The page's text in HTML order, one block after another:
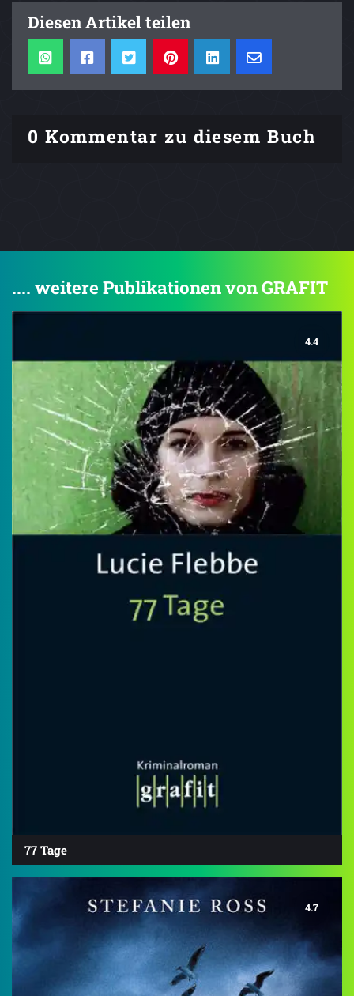
Diesen Artikel teilen
0 Kommentar zu diesem Buch
.... weitere Publikationen von GRAFIT
4.4
77 Tage
4.7